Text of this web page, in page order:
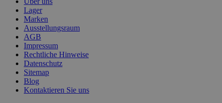
Lager
Marken
Ausstellungsraum
AGB
Impressum
Rechtliche Hinweise
Datenschutz
Sitemap
Blog
Kontaktieren Sie uns